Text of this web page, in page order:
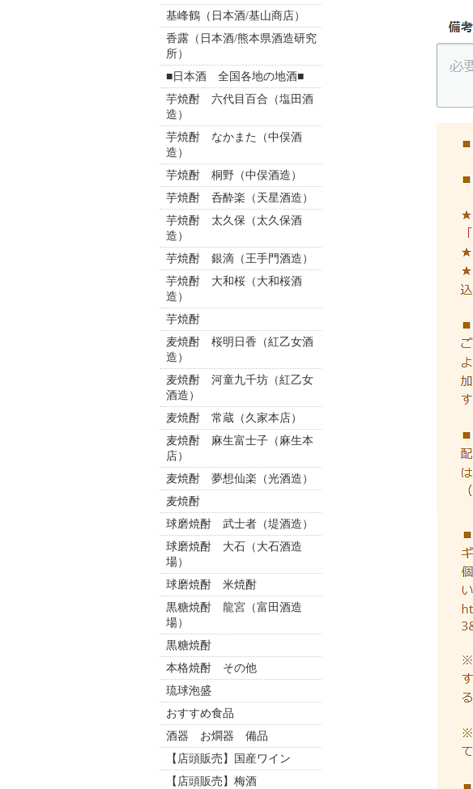
基峰鶴（日本酒/基山商店）
香露（日本酒/熊本県酒造研究
所）
■日本酒 全国各地の地酒■
芋焼酎 六代目百合（塩田酒
造）
芋焼酎 なかまた（中俣酒
造）
芋焼酎 桐野（中俣酒造）
芋焼酎 呑酔楽（天星酒造）
芋焼酎 太久保（太久保酒
造）
芋焼酎 銀滴（王手門酒造）
芋焼酎 大和桜（大和桜酒
造）
芋焼酎
麦焼酎 桜明日香（紅乙女酒
造）
麦焼酎 河童九千坊（紅乙女
酒造）
麦焼酎 常蔵（久家本店）
麦焼酎 麻生富士子（麻生本
店）
麦焼酎 夢想仙楽（光酒造）
麦焼酎
球磨焼酎 武士者（堤酒造）
球磨焼酎 大石（大石酒造
場）
球磨焼酎 米焼酎
黒糖焼酎 龍宮（富田酒造
場）
黒糖焼酎
本格焼酎 その他
琉球泡盛
おすすめ食品
酒器 お燗器 備品
【店頭販売】国産ワイン
【店頭販売】梅酒